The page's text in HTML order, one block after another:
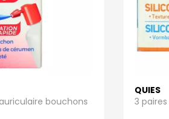
bouchons
QUIES
3